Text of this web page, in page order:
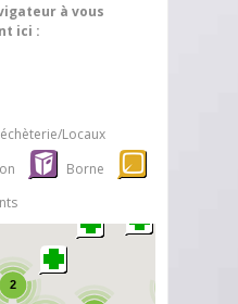
à vous
ici :
Locaux
Borne
2